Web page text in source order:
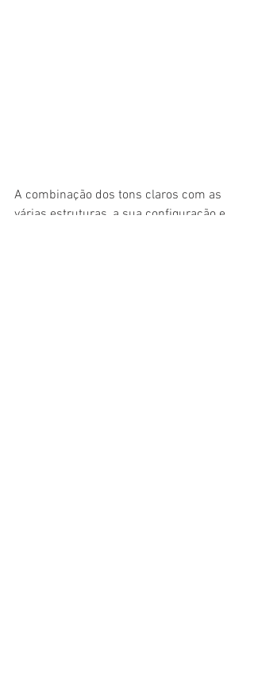
A combinação dos tons claros com as
várias estruturas, a sua configuração e